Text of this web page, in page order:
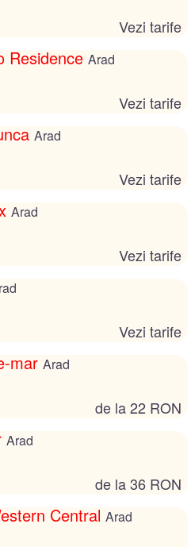
Vezi tarife
Residence Arad
Vezi tarife
Arad
Vezi tarife
Arad
Vezi tarife
Vezi tarife
mar Arad
de la 22 RON
Arad
de la 36 RON
Central Arad